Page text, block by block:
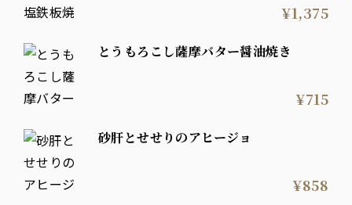
¥1,375
とうもろこし薩摩バター醤油焼き
¥715
砂肝とせせりのアヒージョ
¥858